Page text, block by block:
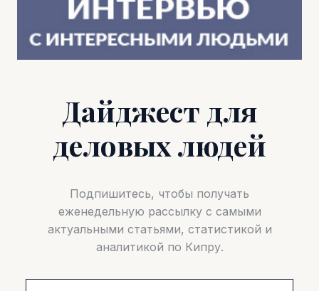
Дайджест для
деловых людей
Подпишитесь, чтобы получать
еженедельную рассылку с самыми
актуальными статьями, статистикой и
аналитикой по Кипру.